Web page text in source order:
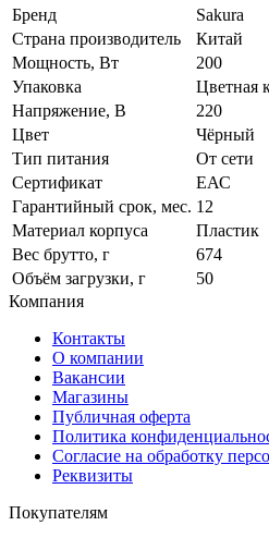
Бренд
Sakura
Страна производитель
Китай
Мощность, Вт
200
Упаковка
Цветная
Напряжение, В
220
Цвет
Чёрный
Тип питания
От сети
Сертификат
ЕАС
Гарантийный срок, мес. 12
Материал корпуса
Пластик
Вес брутто, г
674
Объём загрузки, г
50
Компания
Контакты
О компании
Вакансии
Магазины
Публичная оферта
Политика
Согласие на обработку
Реквизиты
Покупателям